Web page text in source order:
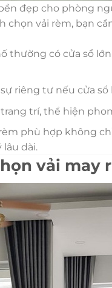
đẹp cho phòng
chọn vải rèm, bạn
thường có cửa sổ
riêng tư nếu cửa
trí, thể hiện
rèm phù hợp không
lâu dài.
vải may